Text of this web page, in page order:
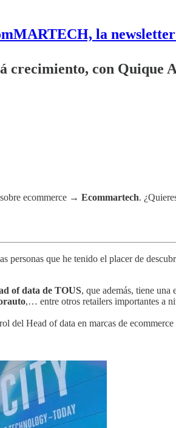
la
crecimiento, con Quique
ecommerce → Ecommartech.
personas que he tenido el placer de
of data de TOUS, que además, tiene una
,… entre otros retailers importantes a
del Head of data en marcas de